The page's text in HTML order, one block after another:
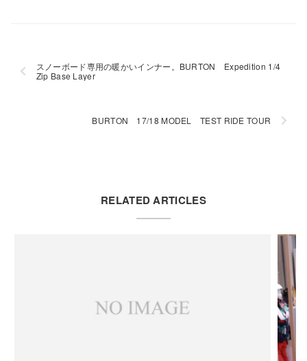
スノーボード専用の暖かいインナー。BURTON Expedition 1/4
Zip Base Layer
BURTON 17/18 MODEL TEST RIDE TOUR
RELATED ARTICLES